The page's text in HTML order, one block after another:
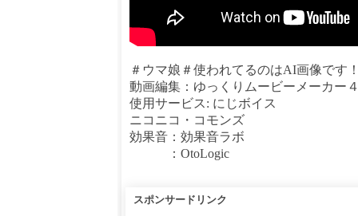
＃ウマ娘＃使われてるのはAI画像です
動画編集：ゆっくりムービーメーカー
使用サービス: にじボイス
ニコニコ・コモンズ
効果音：効果音ラボ
：OtoLogic
スポンサードリンク